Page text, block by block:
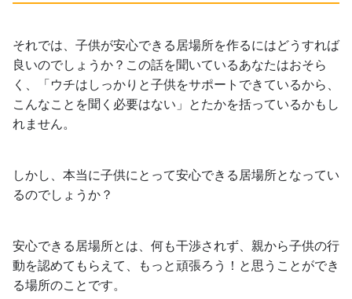
それでは、子供が安心できる居場所を作るにはどうすれば
良いのでしょうか？この話を聞いているあなたはおそら
く、「ウチはしっかりと子供をサポートできているから、
こんなことを聞く必要はない」とたかを括っているかもし
れません。
しかし、本当に子供にとって安心できる居場所となってい
るのでしょうか？
安心できる居場所とは、何も干渉されず、親から子供の行
動を認めてもらえて、もっと頑張ろう！と思うことができ
る場所のことです。